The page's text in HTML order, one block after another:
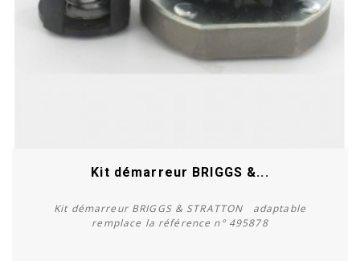
Kit démarreur BRIGGS &...
Kit démarreur BRIGGS & STRATTON adaptable
remplace la référence n° 495878